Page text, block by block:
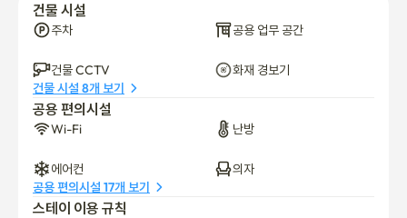
10. 침구류 및 개인용품은 별도 지참 입니다. 침구류 렌트시 월 3만
11. 개인 짐은 객실 내 보관해주세요. 짐이 많은 경우 캐리어 같은 큰
짐은 보관 가능합니다. 보관 비용 월 2만원 입니다.
끗이 사용 부탁드리며, 퇴실 후 사진 보내주세요. 내부 오염 및 손상
이 있을 경우 보증금 반환이 불가합니다.🧐
건물 시설
주차 공용 업무 공간
건물 CCTV
화재 경보기
건물 시설 8개 보기
공용 편의시설
Wi-Fi 난방
에어컨
의자
공용 편의시설 17개 보기
스테이 이용 규칙